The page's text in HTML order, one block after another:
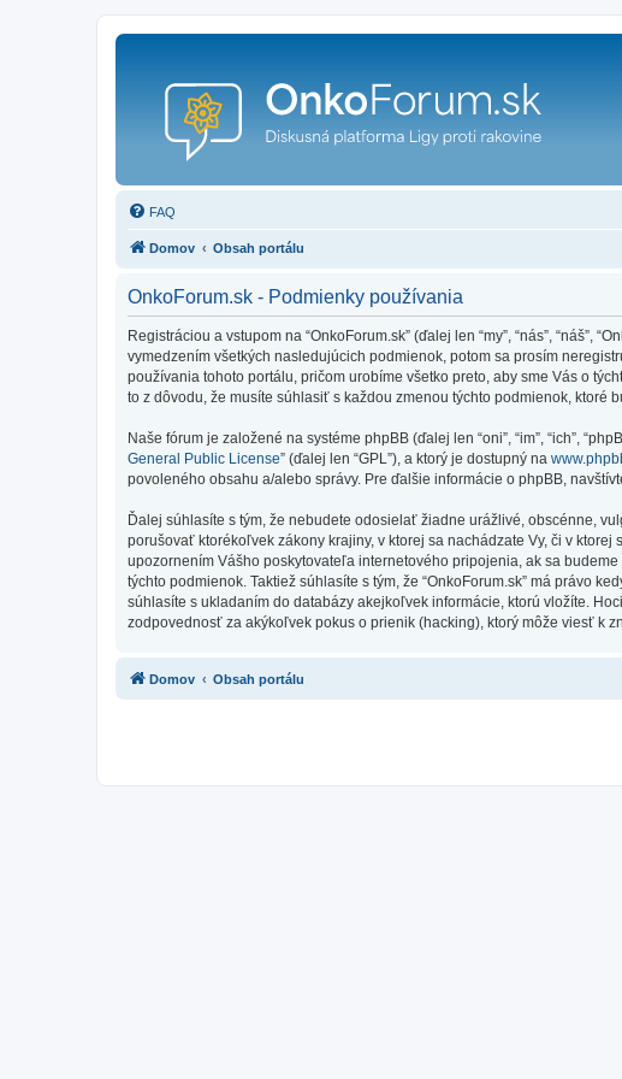
FAQ
Domov Obsah portálu
OnkoForum.sk - Podmienky používania
Registráciou a vstupom na “OnkoForum.sk” (ďalej len “my”, “nás”, “náš”,
vymedzením všetkých nasledujúcich podmienok, potom sa prosím
používania tohoto portálu, pričom urobíme všetko preto, aby sme Vás o
to z dôvodu, že musíte súhlasiť s každou zmenou týchto podmienok, ktoré
Naše fórum je založené na systéme phpBB (ďalej len “oni”, “im”, “ich”,
General Public License” (ďalej len “GPL”), a ktorý je dostupný na
povoleného obsahu a/alebo správy. Pre ďalšie informácie o phpBB,
Ďalej súhlasíte s tým, že nebudete odosielať žiadne urážlivé, obscénne,
porušovať ktorékoľvek zákony krajiny, v ktorej sa nachádzate Vy, či v
upozornením Vášho poskytovateľa internetového pripojenia, ak sa
týchto podmienok. Taktiež súhlasíte s tým, že “OnkoForum.sk” má právo
súhlasíte s ukladaním do databázy akejkoľvek informácie, ktorú vložíte.
zodpovednosť za akýkoľvek pokus o prienik (hacking), ktorý môže viesť k
Domov Obsah portálu